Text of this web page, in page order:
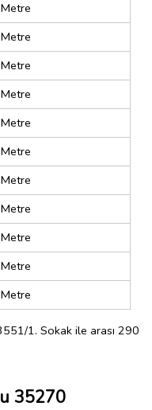
1. Sokak ile arası 290
35270